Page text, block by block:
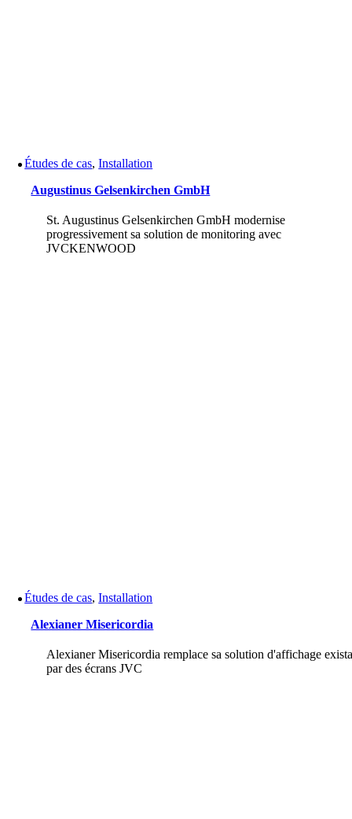
Études de cas,Installation
Augustinus Gelsenkirchen GmbH
St. Augustinus Gelsenkirchen GmbH modernise
progressivement sa solution de monitoring avec
JVCKENWOOD
Études de cas,Installation
Alexianer Misericordia
Alexianer Misericordia remplace sa solution d'affichage
par des écrans JVC